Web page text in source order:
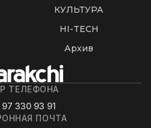
КУЛЬТУРА
HI-TECH
Архив
ТЕЛЕФОНА
330 93 91
ПОЧТА